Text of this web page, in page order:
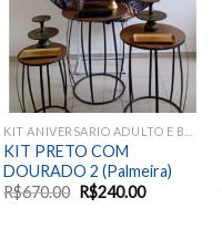
KIT PRETO COM
DOURADO 2 (Palmeira)
R$670.00 R$240.00